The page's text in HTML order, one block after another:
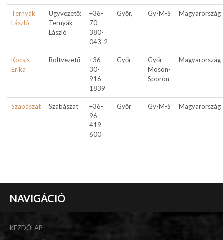
Ternyák
László
Ügyvezető:
Ternyák
László
+36-
70-
380-
043-2
Győr, Gy-M-S Magyarország
Kocsis
Erika
Boltvezető
+36-
30-
916-
1839
Győr
Győr-
Moson-
Sporon
Magyarország
Szabászat Szabászat
+36-
96-
419-
600
Győr Gy-M-S Magyarország
NAVIGÁCIÓ
KEZDŐLAP